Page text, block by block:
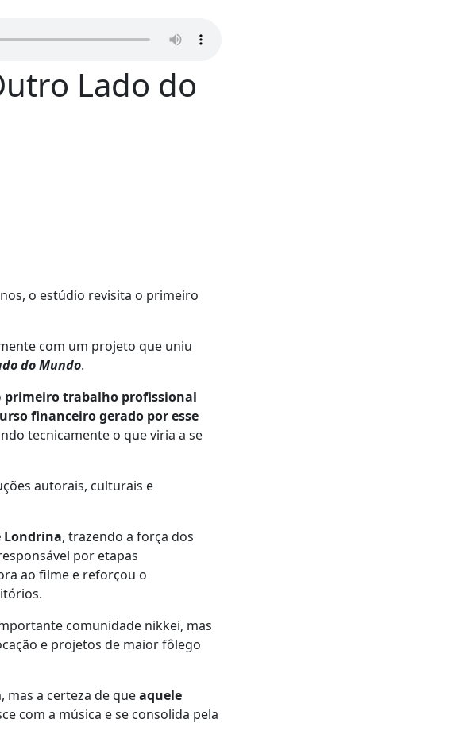
Lado do
o estúdio revisita o primeiro
com um projeto que uniu
do Mundo.
primeiro trabalho profissional
financeiro gerado por esse
tecnicamente o que viria a se
autorais, culturais e
Londrina, trazendo a força dos
por etapas
ao filme e reforçou o
comunidade nikkei, mas
e projetos de maior fôlego
mas a certeza de queaquele
com a música e se consolida pela